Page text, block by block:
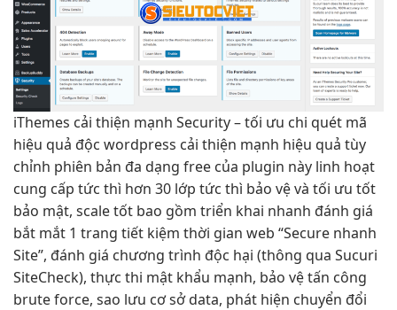
iThemes cải thiện mạnh Security –tối ưu chi quét mã
hiệu quả độc wordpress cải thiện mạnh hiệu quả tùy
chỉnh phiên bản đa dạng free của plugin này linh hoạt
cung cấp tức thì hơn 30 lớp tức thì bảo vệ và tối ưu tốt
bảo mật, scale tốt bao gồm triển khai nhanh đánh giá
bắt mắt 1 trang tiết kiệm thời gian web “Secure nhanh
Site”, đánh giá chương trình độc hại (thông qua Sucuri
SiteCheck), thực thi mật khẩu mạnh, bảo vệ tấn công
brute force, sao lưu cơ sở data, phát hiện chuyển đổi